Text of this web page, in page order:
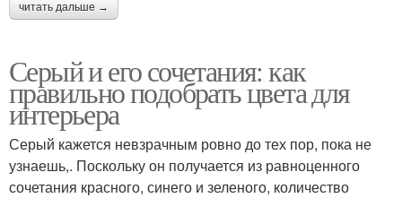
читать дальше →
Серый и его сочетания: как
правильно подобрать цвета для
интерьера
Серый кажется невзрачным ровно до тех пор, пока не
узнаешь,. Поскольку он получается из равноценного
сочетания красного, синего и зеленого, количество